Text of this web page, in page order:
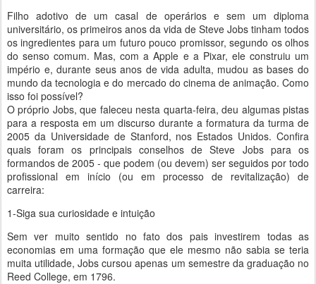
Filho adotivo de um casal de operários e sem um diploma
universitário, os primeiros anos da vida de Steve Jobs tinham todos
os ingredientes para um futuro pouco promissor, segundo os olhos
do senso comum. Mas, com a Apple e a Pixar, ele construiu um
império e, durante seus anos de vida adulta, mudou as bases do
mundo da tecnologia e do mercado do cinema de animação. Como
isso foi possível?
O próprio Jobs, que faleceu nesta quarta-feira, deu algumas pistas
para a resposta em um discurso durante a formatura da turma de
2005 da Universidade de Stanford, nos Estados Unidos. Confira
quais foram os principais conselhos de Steve Jobs para os
formandos de 2005 - que podem (ou devem) ser seguidos por todo
profissional em início (ou em processo de revitalização) de
carreira:
1-Siga sua curiosidade e intuição
Sem ver muito sentido no fato dos pais investirem todas as
economias em uma formação que ele mesmo não sabia se teria
muita utilidade, Jobs cursou apenas um semestre da graduação no
Reed College, em 1796.